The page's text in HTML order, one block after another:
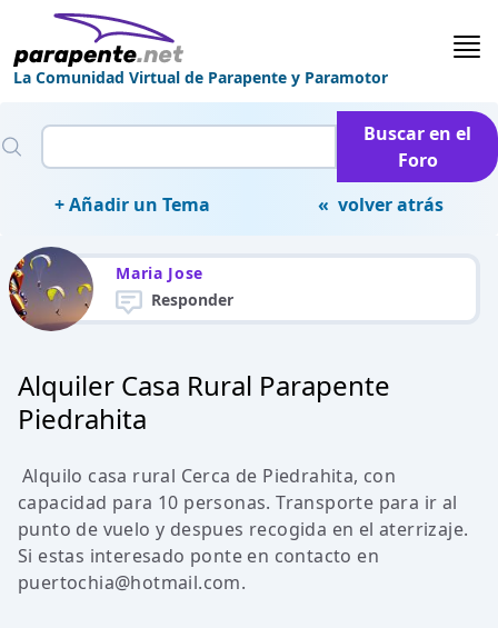
La Comunidad Virtual de Parapente y Paramotor
Buscar en el
Foro
+ Añadir un Tema
« volver atrás
Maria Jose
Responder
Alquiler Casa Rural Parapente
Piedrahita
Alquilo casa rural Cerca de Piedrahita, con
capacidad para 10 personas. Transporte para ir al
punto de vuelo y despues recogida en el aterrizaje.
Si estas interesado ponte en contacto en
puertochia@hotmail.com.